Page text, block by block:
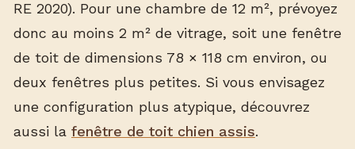
RE 2020). Pour une chambre de 12 m², prévoyez
donc au moins 2 m² de vitrage, soit une fenêtre
de toit de dimensions 78 × 118 cm environ, ou
deux fenêtres plus petites. Si vous envisagez
une configuration plus atypique, découvrez
aussi la fenêtre de toit chien assis.